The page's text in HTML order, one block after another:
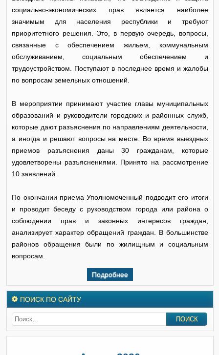
социально-экономических прав является наиболее
значимым для населения республики и требуют
приоритетного решения. Это, в первую очередь, вопросы,
связанные с обеспечением жильем, коммунальным
обслуживанием, социальным обеспечением и
трудоустройством. Поступают в последнее время и жалобы
по вопросам земельных отношений.
В мероприятии принимают участие главы муниципальных
образований и руководители городских и районных служб,
которые дают разъяснения по направлениям деятельности,
а иногда и решают вопросы на месте. Во время выездных
приемов разъяснения даны 30 гражданам, которые
удовлетворены разъяснениями. Принято на рассмотрение
10 заявлений.
По окончании приема Уполномоченный подводит его итоги
и проводит беседу с руководством города или района о
соблюдении прав и законных интересов граждан,
анализирует характер обращений граждан. В большинстве
районов обращения были по жилищным и социальным
вопросам.
Подробнее
ПОИСК ПО САЙТУ